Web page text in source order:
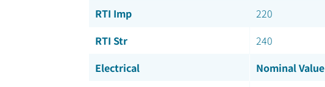
RTI Imp
220
RTI Str
240
Electrical
Nominal Value